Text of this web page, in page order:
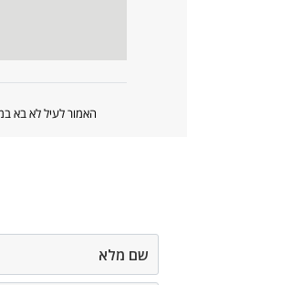
האמור לעיל לא בא